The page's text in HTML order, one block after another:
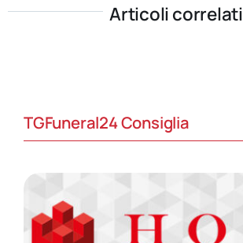
Articoli correlati
TGFuneral24 Consiglia